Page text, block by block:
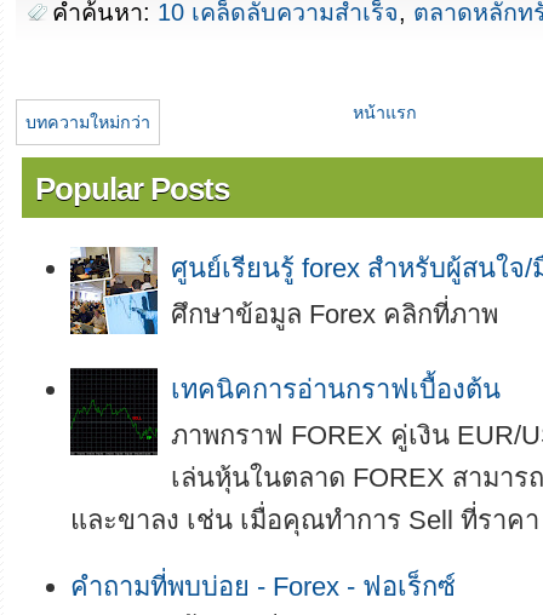
คำค้นหา: 10 เคล็ดลับความสำเร็จ, ตลาดหลักท
บทความใหม่กว่า หน้าแรก
Popular Posts
ศูนย์เรียนรู้ forex สำหรับผู้สนใจ/
ศึกษาข้อมูล Forex คลิกที่ภาพ
เทคนิคการอ่านกราฟเบื้องต้น
ภาพกราฟ FOREX คู่เงิน EUR/
เล่นหุ้นในตลาด FOREX สามาร
และขาลง เช่น เมื่อคุณทำการ Sell ที่ราค
คำถามที่พบบ่อย - Forex - ฟอเร็กซ์